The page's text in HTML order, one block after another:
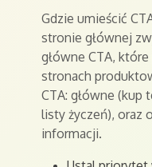
Gdzie umieścić
stronie głównej
główne CTA,
stronach
CTA: główne (kup
listy życzeń), oraz
informacji.